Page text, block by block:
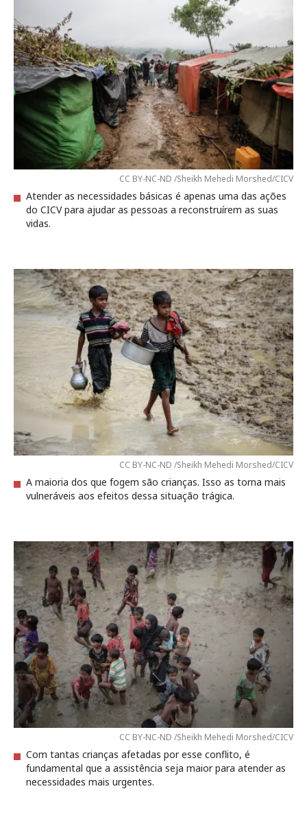
CC BY-NC-ND /Sheikh Mehedi Morshed/CICV
Atender as necessidades básicas é apenas uma das ações
do CICV para ajudar as pessoas a reconstruírem as suas
vidas.
CC BY-NC-ND /Sheikh Mehedi Morshed/CICV
A maioria dos que fogem são crianças. Isso as torna mais
vulneráveis aos efeitos dessa situação trágica.
CC BY-NC-ND /Sheikh Mehedi Morshed/CICV
Com tantas crianças afetadas por esse conflito, é
fundamental que a assistência seja maior para atender as
necessidades mais urgentes.